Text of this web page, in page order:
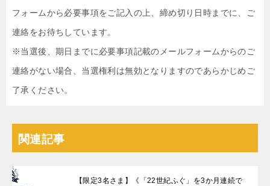
フォームから必要事項をご記入の上、締め切り日時までに、ご
連絡をお待ちしています。
※当選後、期日までに必要事項記載のメールフォームからのご
連絡がない場合、当選権利は無効となりますのであらかじめご
了承ください。
関連記事
【限定3名さま】《「22世紀ふぐ」を3か月連続で